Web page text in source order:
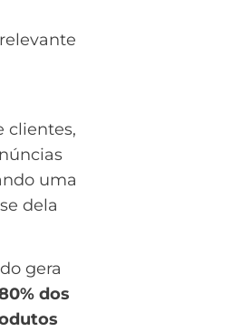
clientes,
uma
dela
gera
dos